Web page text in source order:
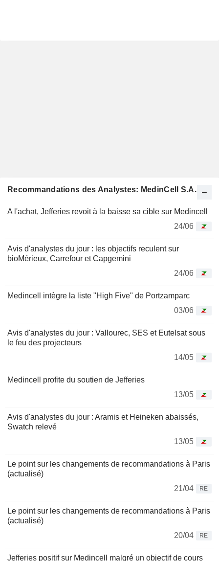
Recommandations des Analystes: MedinCell S.A.
A l'achat, Jefferies revoit à la baisse sa cible sur Medincell
24/06
Avis d'analystes du jour : les objectifs reculent sur
bioMérieux, Carrefour et Capgemini
24/06
Medincell intègre la liste "High Five" de Portzamparc
03/06
Avis d'analystes du jour : Vallourec, SES et Eutelsat sous
le feu des projecteurs
14/05
Medincell profite du soutien de Jefferies
13/05
Avis d'analystes du jour : Aramis et Heineken abaissés,
Swatch relevé
13/05
Le point sur les changements de recommandations à Paris
(actualisé)
21/04
RE
Le point sur les changements de recommandations à Paris
(actualisé)
20/04
RE
Jefferies positif sur Medincell malgré un objectif de cours